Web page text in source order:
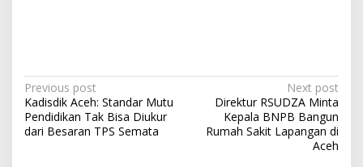
P
o
s
Previous post
Kadisdik Aceh: Standar Mutu
Pendidikan Tak Bisa Diukur
dari Besaran TPS Semata
Next post
Direktur RSUDZA Minta
Kepala BNPB Bangun
Rumah Sakit Lapangan di
Aceh